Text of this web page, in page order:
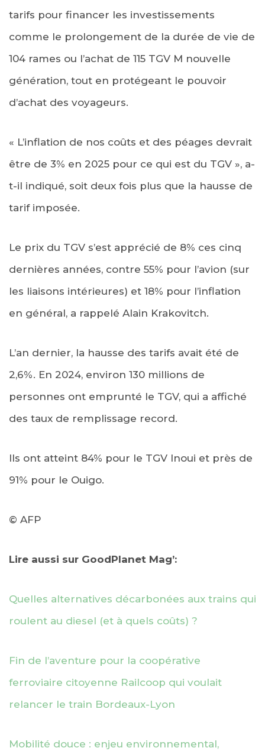
tarifs pour financer les investissements
comme le prolongement de la durée de vie de
104 rames ou l’achat de 115 TGV M nouvelle
génération, tout en protégeant le pouvoir
d’achat des voyageurs.
« L’inflation de nos coûts et des péages devrait
être de 3% en 2025 pour ce qui est du TGV », a-
t-il indiqué, soit deux fois plus que la hausse de
tarif imposée.
Le prix du TGV s’est apprécié de 8% ces cinq
dernières années, contre 55% pour l’avion (sur
les liaisons intérieures) et 18% pour l’inflation
en général, a rappelé Alain Krakovitch.
L’an dernier, la hausse des tarifs avait été de
2,6%. En 2024, environ 130 millions de
personnes ont emprunté le TGV, qui a affiché
des taux de remplissage record.
Ils ont atteint 84% pour le TGV Inoui et près de
91% pour le Ouigo.
© AFP
Lire aussi sur GoodPlanet Mag’:
Quelles alternatives décarbonées aux trains qui
roulent au diesel (et à quels coûts) ?
Fin de l’aventure pour la coopérative
ferroviaire citoyenne Railcoop qui voulait
relancer le train Bordeaux-Lyon
Mobilité douce : enjeu environnemental,